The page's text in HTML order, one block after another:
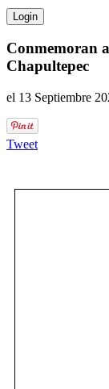
Conmemoran
Chapultepec
el 13 Septiembre
Tweet